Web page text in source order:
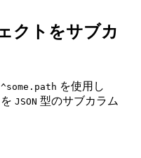
クトをサブカ
を使用し
JSON 型のサブカラム